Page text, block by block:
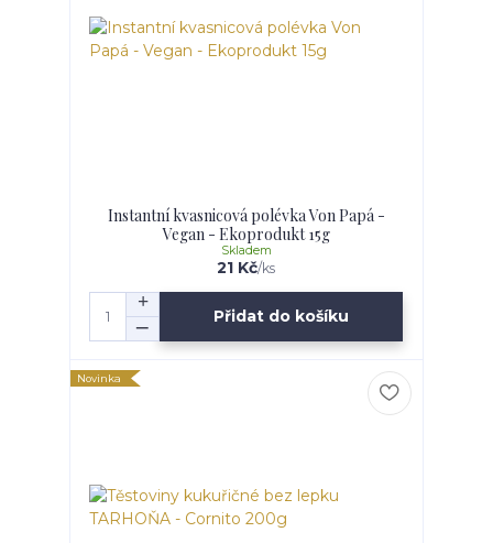
Instantní kvasnicová polévka Von Papá -
Vegan - Ekoprodukt 15g
21 Kč/ks
Skladem
Přidat do košíku
Novinka